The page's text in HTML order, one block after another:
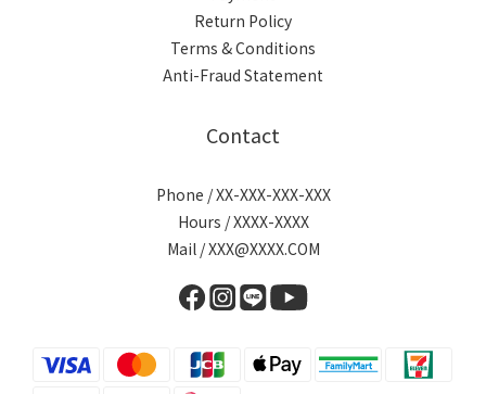
Return Policy
Terms & Conditions
Anti-Fraud Statement
Contact
Phone / XX-XXX-XXX-XXX
Hours / XXXX-XXXX
Mail / XXX@XXXX.COM